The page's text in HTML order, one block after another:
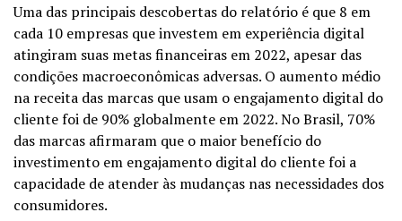
Uma das principais descobertas do relatório é que 8 em
cada 10 empresas que investem em experiência digital
atingiram suas metas financeiras em 2022, apesar das
condições macroeconômicas adversas. O aumento médio
na receita das marcas que usam o engajamento digital do
cliente foi de 90% globalmente em 2022. No Brasil, 70%
das marcas afirmaram que o maior benefício do
investimento em engajamento digital do cliente foi a
capacidade de atender às mudanças nas necessidades dos
consumidores.